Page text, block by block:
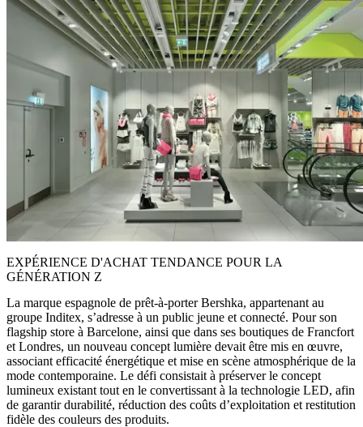
EXPÉRIENCE D'ACHAT TENDANCE POUR LA
GÉNÉRATION Z
La marque espagnole de prêt-à-porter Bershka, appartenant au
groupe Inditex, s’adresse à un public jeune et connecté. Pour son
flagship store à Barcelone, ainsi que dans ses boutiques de Francfort
et Londres, un nouveau concept lumière devait être mis en œuvre,
associant efficacité énergétique et mise en scène atmosphérique de la
mode contemporaine. Le défi consistait à préserver le concept
lumineux existant tout en le convertissant à la technologie LED, afin
de garantir durabilité, réduction des coûts d’exploitation et restitution
fidèle des couleurs des produits.